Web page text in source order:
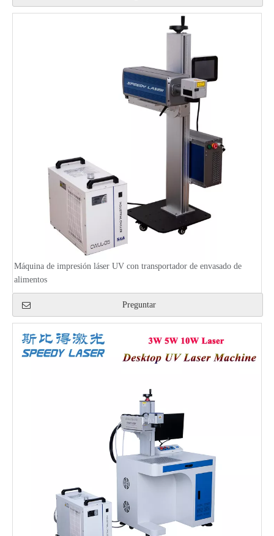
Máquina de impresión láser UV con transportador de envasado de
alimentos
Preguntar